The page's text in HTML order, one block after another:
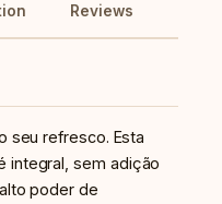
Reviews
seu refresco. Esta
integral, sem adição
poder de